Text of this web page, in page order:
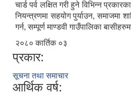
चार्ड पर्व लक्षित गरी हुने विभिन्न
नियन्त्रणमा सहयोग पुर्याउन, समाजमा
गर्न, सम्पूर्ण माण्डवी गाउँपालिका
२०८० कार्तिक ०३
प्रकार:
सूचना तथा समाचार
आर्थिक वर्ष: